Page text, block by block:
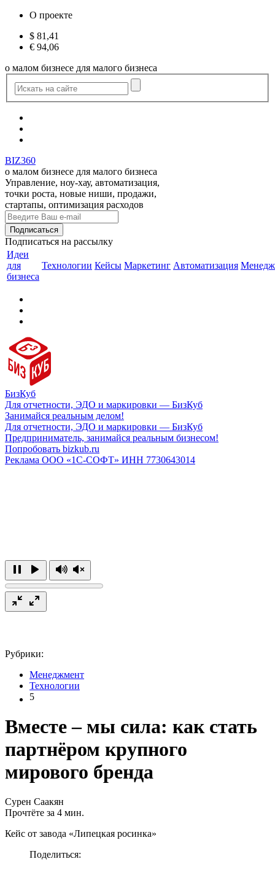
О проекте
$ 81,41
€ 94,06
о малом бизнесе для малого бизнеса
BIZ360
о малом бизнесе для малого бизнеса
Управление, ноу-хау, автоматизация,
точки роста, новые ниши, продажи,
стартапы, оптимизация расходов
Подписаться на рассылку
Идеи
для
бизнеса
Технологии Кейсы Маркетинг Автоматизация
БизКуб
Для отчетности, ЭДО и маркировки — БизКуб
Занимайся реальным делом!
Для отчетности, ЭДО и маркировки — БизКуб
Предприниматель, занимайся реальным бизнесом!
Попробовать bizkub.ru
Реклама ООО «1С-СОФТ» ИНН 7730643014
Рубрики:
Менеджмент
Технологии
5
Вместе – мы сила: как стать
партнёром крупного
мирового бренда
Сурен Саакян
Прочтёте за 4 мин.
Кейс от завода «Липецкая росинка»
Поделиться: